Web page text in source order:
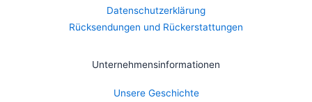
Datenschutzerklärung
Rücksendungen und Rückerstattungen
Unternehmensinformationen
Unsere Geschichte